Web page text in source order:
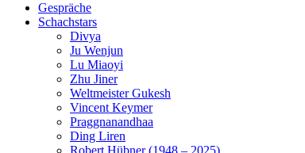
Gespräche
Schachstars
Divya
Ju Wenjun
Lu Miaoyi
Zhu Jiner
Weltmeister Gukesh
Vincent Keymer
Praggnanandhaa
Ding Liren
Robert Hübner (1948 – 2025)